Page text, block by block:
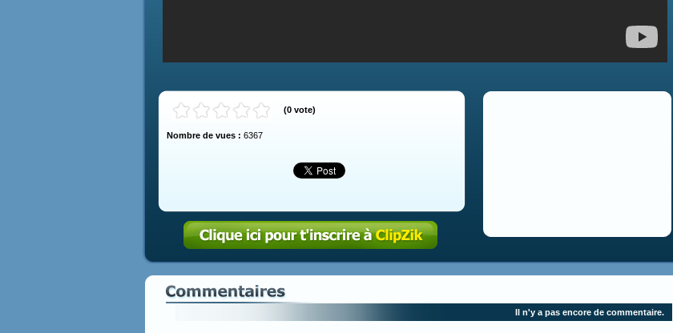
(0 vote)
Nombre de vues : 6367
Il n'y a pas encore de commentaire.